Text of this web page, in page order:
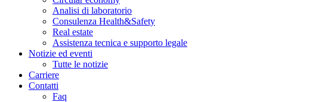
Analisi di laboratorio
Consulenza Health&Safety
Real estate
Assistenza tecnica e supporto legale
Notizie ed eventi
Tutte le notizie
Carriere
Contatti
Faq